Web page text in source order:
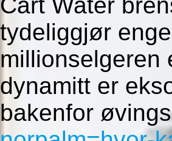
tydeliggjør
millionselgeren
dynamitt er
bakenfor